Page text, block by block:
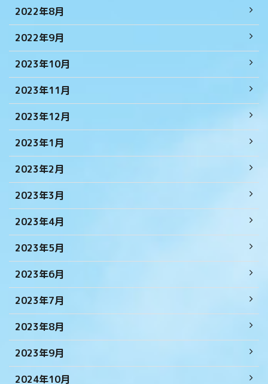
2022年8月
2022年9月
2023年10月
2023年11月
2023年12月
2023年1月
2023年2月
2023年3月
2023年4月
2023年5月
2023年6月
2023年7月
2023年8月
2023年9月
2024年10月